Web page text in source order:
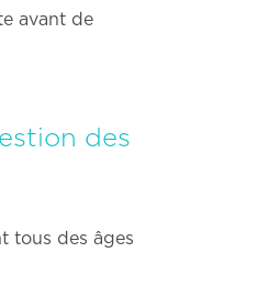
avant de
des
tous des âges